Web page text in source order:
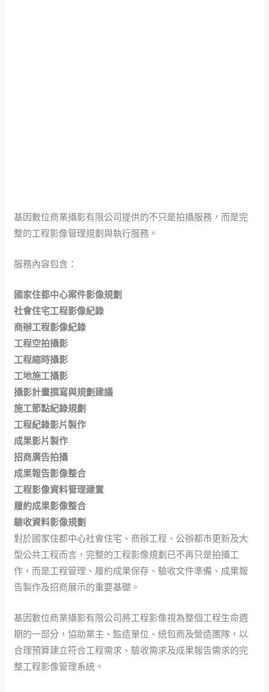
基因數位商業攝影有限公司提供的不只是拍攝服務，而是完
整的工程影像管理規劃與執行服務。
服務內容包含：
國家住都中心案件影像規劃
社會住宅工程影像紀錄
商辦工程影像紀錄
工程空拍攝影
工程縮時攝影
工地施工攝影
攝影計畫撰寫與規劃建議
施工節點紀錄規劃
工程紀錄影片製作
成果影片製作
招商廣告拍攝
成果報告影像整合
工程影像資料管理建置
履約成果影像整合
驗收資料影像規劃
對於國家住都中心社會住宅、商辦工程、公辦都市更新及大
型公共工程而言，完整的工程影像規劃已不再只是拍攝工
作，而是工程管理、履約成果保存、驗收文件準備、成果報
告製作及招商展示的重要基礎。
基因數位商業攝影有限公司將工程影像視為整個工程生命週
期的一部分，協助業主、監造單位、統包商及營造團隊，以
合理預算建立符合工程需求、驗收需求及成果報告需求的完
整工程影像管理系統。